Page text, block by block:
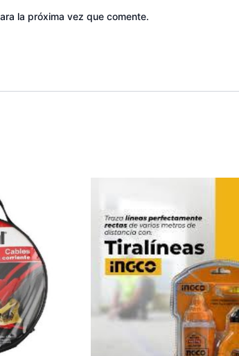
la próxima vez que comente.